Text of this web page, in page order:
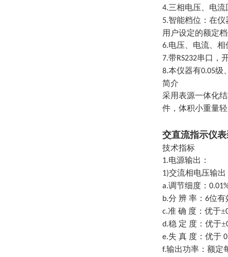
4.三相电压、电
5.智能档位：在
用户设定的额定
6.电压、电流、
7.带RS232串口，
8.本仪器有0.05级
简介
采用表源一体化
件，体积小重量
交直流指示仪
技术指标
1.电源输出：
1)交流相电压输出
a.调节细度：
b.分 辨 率： 6位有
c.准 确 度：优于±
d.稳 定 度：优于±
e.失 真 度：优于
f.输出功率：额定